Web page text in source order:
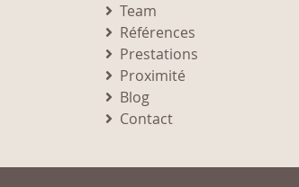
Team
Références
Prestations
Proximité
Blog
Contact